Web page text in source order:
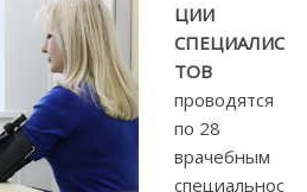
ЦИИ
СПЕЦИАЛИС
ТОВ
проводятся
по 28
врачебным
специальнос